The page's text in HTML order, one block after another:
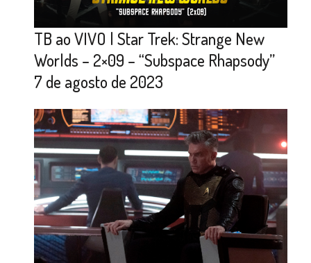
TB ao VIVO | Star Trek: Strange New
Worlds – 2×09 – “Subspace Rhapsody”
7 de agosto de 2023